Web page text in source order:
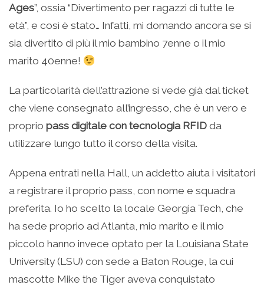
Ages”, ossia “Divertimento per ragazzi di tutte le
età”, e così è stato… Infatti, mi domando ancora se si
sia divertito di più il mio bambino 7enne o il mio
marito 40enne!
La particolarità dell’attrazione si vede già dal ticket
che viene consegnato all’ingresso, che è un vero e
proprio pass digitale con tecnologia RFID da
utilizzare lungo tutto il corso della visita.
Appena entrati nella Hall, un addetto aiuta i visitatori
a registrare il proprio pass, con nome e squadra
preferita. Io ho scelto la locale Georgia Tech, che
ha sede proprio ad Atlanta, mio marito e il mio
piccolo hanno invece optato per la Louisiana State
University (LSU) con sede a Baton Rouge, la cui
mascotte Mike the Tiger aveva conquistato